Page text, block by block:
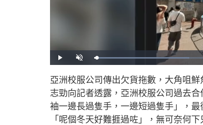
P
l
U
n
e
L
o
e
d
:
3
2
.
7
亞洲校服公司傳出欠貨拖數，大角咀
志勁向記者透露，亞洲校服公司過去
袖一邊長過隻手，一邊短過隻手」，
「呢個冬天好難捱過咗」，無可奈何